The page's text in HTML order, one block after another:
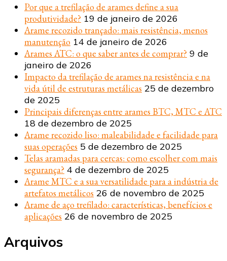
Por que a trefilação de arames define a sua
produtividade? 19 de janeiro de 2026
Arame recozido trançado: mais resistência, menos
manutenção 14 de janeiro de 2026
Arames ATC: o que saber antes de comprar? 9 de
janeiro de 2026
Impacto da trefilação de arames na resistência e na
vida útil de estruturas metálicas 25 de dezembro
de 2025
Principais diferenças entre arames BTC, MTC e ATC
18 de dezembro de 2025
Arame recozido liso: maleabilidade e facilidade para
suas operações 5 de dezembro de 2025
Telas aramadas para cercas: como escolher com mais
segurança? 4 de dezembro de 2025
Arame MTC e a sua versatilidade para a indústria de
artefatos metálicos 26 de novembro de 2025
Arame de aço trefilado: características, benefícios e
aplicações 26 de novembro de 2025
Arquivos